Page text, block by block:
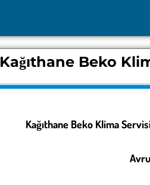
Kağıthane Beko
Kağıthane Beko Klima